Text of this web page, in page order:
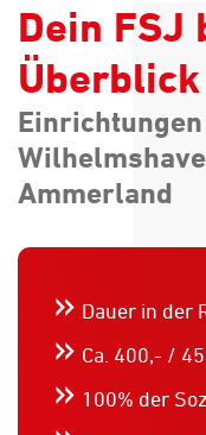
Dein FSJ
Überblick
Ammerland
» Dauer in der
» Ca. 400,- /
» 100% der